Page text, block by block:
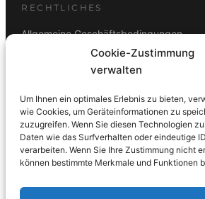
Cookie-Zustimmung
verwalten
Um Ihnen ein optimales Erlebnis zu bieten,
wie Cookies, um Geräteinformationen zu
zuzugreifen. Wenn Sie diesen Technologien
Daten wie das Surfverhalten oder eindeutige
verarbeiten. Wenn Sie Ihre Zustimmung nicht
können bestimmte Merkmale und Funktionen
RECHTLICHES
Allgemeine Geschäftsbedingungen
Rücktrittsbelehrung
ZAHLUNGSARTEN
Vorkasse Visa Mastercard Link